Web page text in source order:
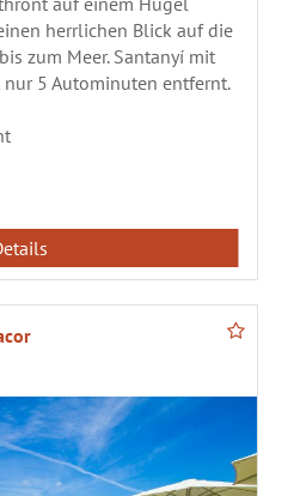
herrlichen Blick auf die
zum Meer. Santanyí mit
5 Autominuten entfernt.